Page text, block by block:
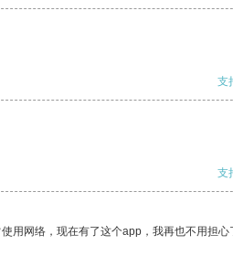
支
支
用网络，现在有了这个app，我再也不用担心